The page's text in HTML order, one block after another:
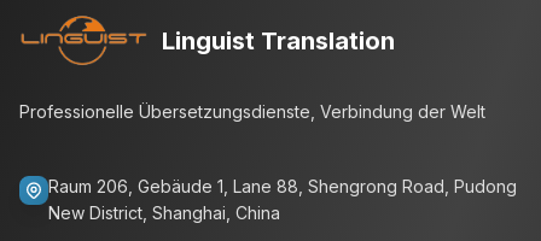
Linguist Translation
Professionelle Übersetzungsdienste, Verbindung der Welt
Raum 206, Gebäude 1, Lane 88, Shengrong Road, Pudong
New District, Shanghai, China